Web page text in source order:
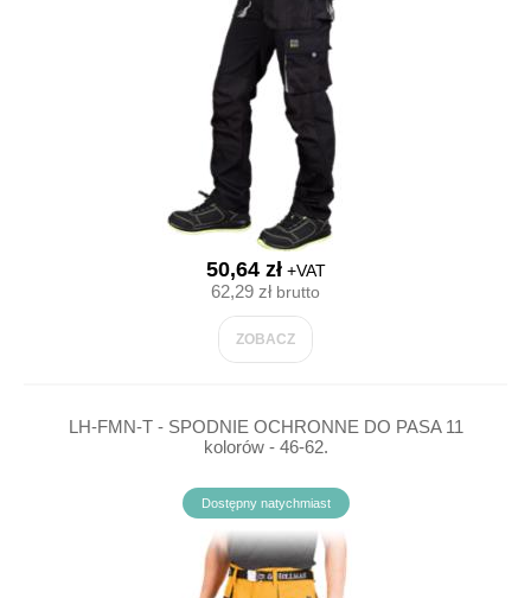
50,64 zł+VAT
62,29 złbrutto
ZOBACZ
LH-FMN-T - SPODNIE OCHRONNE DO PASA 11
kolorów - 46-62.
Dostępny natychmiast